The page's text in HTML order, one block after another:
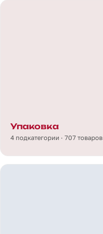
Упаковка
4 подкатегории · 707 товаров